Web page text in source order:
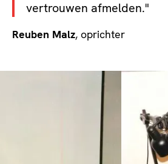
vertrouwen afmelden."
Reuben Malz, oprichter